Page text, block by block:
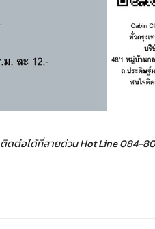
ดต่อได้ที่สายด่วน Hot Line 084-